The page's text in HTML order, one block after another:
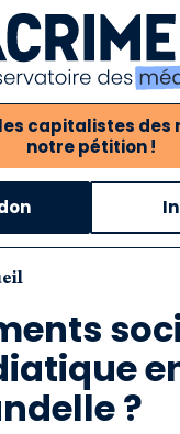
capitalistes des
notre pétition !
Notre association
critique des
Nos propositions
Notre revue
Boutique
?